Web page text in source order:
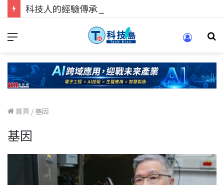
首頁 /基因
基因